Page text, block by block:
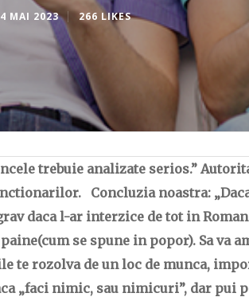
MAI 2023 266 LIKES
trebuie analizate serios.”
Concluzia noastra:
daca l-ar interzice de tot in
se spune in popor). Sa va
te rozolva de un loc de munca,
„faci nimic, sau nimicuri”, dar pui